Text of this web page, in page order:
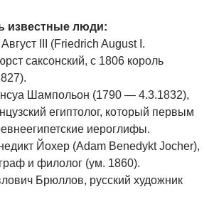
известные люди:
III (Friedrich August I.
саксонский, с 1806 король
Шампольон (1790 — 4.3.1832),
египтолог, который первым
иероглифы.
Йохер (Adam Benedykt Jocher),
и филолог (ум. 1860).
Брюллов, русский художник